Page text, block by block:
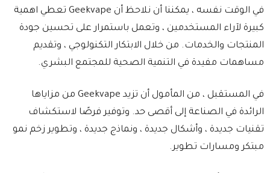
في الوقت نفسه ، يمكننا أن نلاحظ أن Geekvape تعطي اهمية
كبيرة لآراء المستخدمين ، وتعمل باستمرار على تحسين جودة
المنتجات والخدمات. من خلال الابتكار التكنولوجي ، وتقديم
مساهمات مفيدة في التنمية الصحية للمجتمع البشري.
في المستقبل ، من المأمول أن تزيد Geekvape من مزاياها
الرائدة في الصناعة إلى أقصى حد. وتوفير فرصًا لاستكشاف
تقنيات جديدة ، وأشكال جديدة ، ونماذج جديدة ، وتطوير زخم نمو
مبتكر ومسارات تطوير.